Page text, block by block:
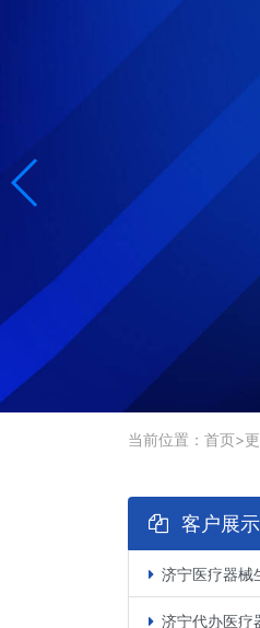
当前位置： 首页>
客户展示
济宁医疗器械
济宁代办医疗